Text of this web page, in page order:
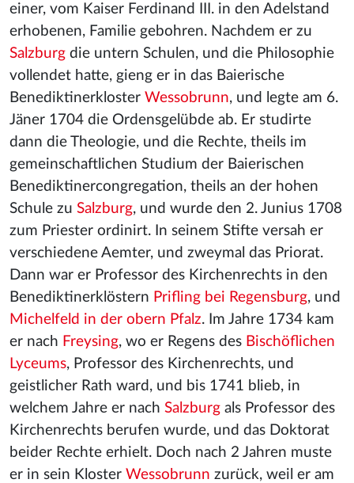
einer, vom Kaiser Ferdinand III. in den Adelstand
erhobenen, Familie gebohren. Nachdem er zu
Salzburg die untern Schulen, und die Philosophie
vollendet hatte, gieng er in das Baierische
Benediktinerkloster Wessobrunn, und legte am 6.
Jäner 1704 die Ordensgelübde ab. Er studirte
dann die Theologie, und die Rechte, theils im
gemeinschaftlichen Studium der Baierischen
Benediktinercongregation, theils an der hohen
Schule zu Salzburg, und wurde den 2. Junius 1708
zum Priester ordinirt. In seinem Stifte versah er
verschiedene Aemter, und zweymal das Priorat.
Dann war er Professor des Kirchenrechts in den
Benediktinerklöstern Prifling bei Regensburg, und
Michelfeld in der obern Pfalz. Im Jahre 1734 kam
er nach Freysing, wo er Regens des Bischöflichen
Lyceums, Professor des Kirchenrechts, und
geistlicher Rath ward, und bis 1741 blieb, in
welchem Jahre er nach Salzburg als Professor des
Kirchenrechts berufen wurde, und das Doktorat
beider Rechte erhielt. Doch nach 2 Jahren muste
er in sein Kloster Wessobrunn zurück, weil er am